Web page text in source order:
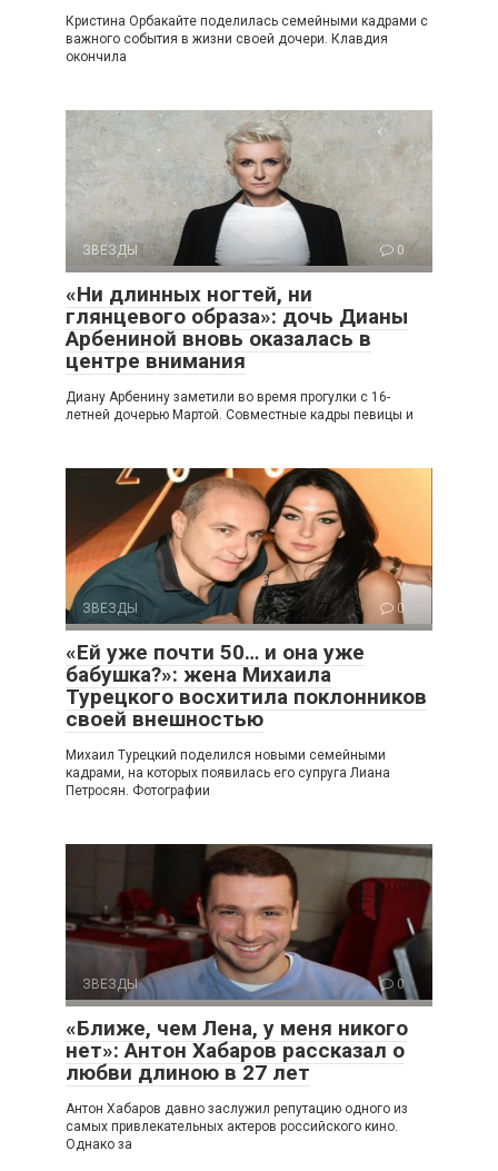
Кристина Орбакайте поделилась семейными кадрами с
важного события в жизни своей дочери. Клавдия
окончила
ЗВЕЗДЫ 0
«Ни длинных ногтей, ни
глянцевого образа»: дочь Дианы
Арбениной вновь оказалась в
центре внимания
Диану Арбенину заметили во время прогулки с 16-
летней дочерью Мартой. Совместные кадры певицы и
ЗВЕЗДЫ 0
«Ей уже почти 50… и она уже
бабушка?»: жена Михаила
Турецкого восхитила поклонников
своей внешностью
Михаил Турецкий поделился новыми семейными
кадрами, на которых появилась его супруга Лиана
Петросян. Фотографии
ЗВЕЗДЫ 0
«Ближе, чем Лена, у меня никого
нет»: Антон Хабаров рассказал о
любви длиною в 27 лет
Антон Хабаров давно заслужил репутацию одного из
самых привлекательных актеров российского кино.
Однако за